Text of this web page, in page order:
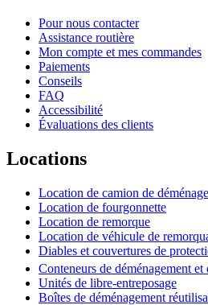
Pour nous contacter
Assistance routière
Mon compte et mes commandes
Paiements
Conseils
FAQ
Accessibilité
Évaluations des clients
Locations
Location de camion de
Location de fourgonnette
Location de remorque
Location de véhicule de
Diables et couvertures de
Conteneurs de déménagement et
Unités de libre-entreposage
Boîtes de déménagement